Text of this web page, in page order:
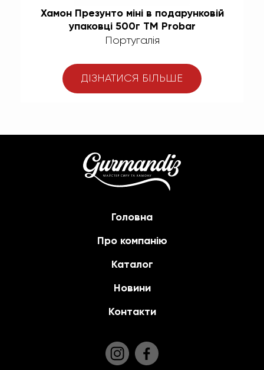
Хамон Презунто міні в подарунковій
упаковці 500г TM Probar
Португалія
ДІЗНАТИСЯ БІЛЬШЕ
Головна
Про компанію
Каталог
Новини
Контакти